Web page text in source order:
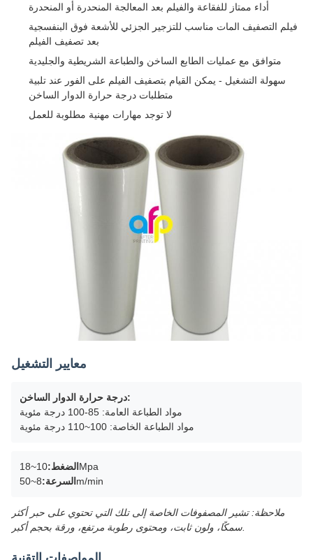
أداء ممتاز للفقاعة والفيلم بعد المعالجة المنحدرة أو المنحدرة
فيلم التصفيف المات مناسب للتزجير الجزئي للأشعة فوق البنفسجية
بعد تصفيف الفيلم
متوافق مع عمليات الطابع الساخن والطباعة الشريطية والجليدية
سهولة التشغيل - يمكن القيام بتصفيف الفيلم على الفور عند تلبية
متطلبات درجة حرارة الدوار الساخن
لا توجد مهارات مهنية مطلوبة للعمل
معايير التشغيل
درجة حرارة الدوار الساخن:
مواد الطباعة العامة: 85-100 درجة مئوية
مواد الطباعة الخاصة: 100~110 درجة مئوية
الضغط: 10~18Mpa
السرعة: 8~50m/min
ملاحظة: تشير المصفوفات الخاصة إلى تلك التي تحتوي على حبر أكثر